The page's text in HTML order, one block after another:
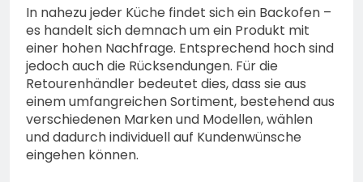
In nahezu jeder Küche findet sich ein Backofen –
es handelt sich demnach um ein Produkt mit
einer hohen Nachfrage. Entsprechend hoch sind
jedoch auch die Rücksendungen. Für die
Retourenhändler bedeutet dies, dass sie aus
einem umfangreichen Sortiment, bestehend aus
verschiedenen Marken und Modellen, wählen
und dadurch individuell auf Kundenwünsche
eingehen können.